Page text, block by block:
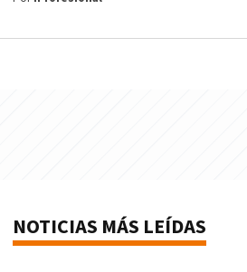
NOTICIAS MÁS LEÍDAS